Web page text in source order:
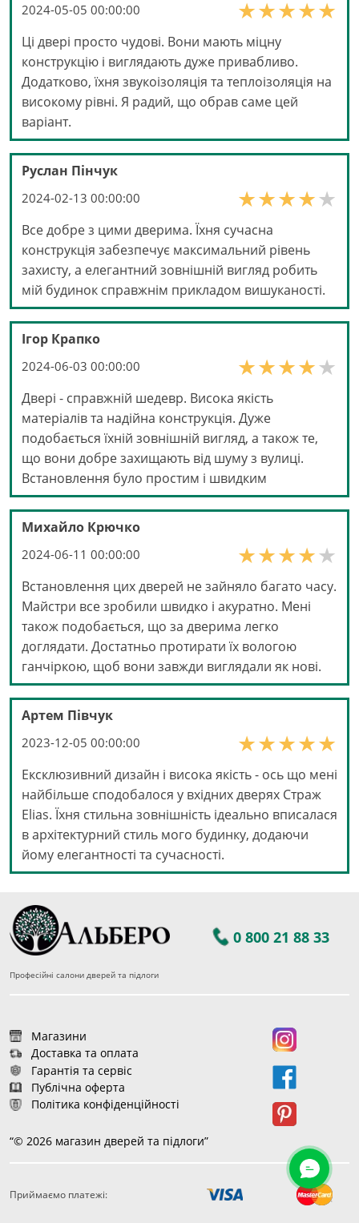
50
2024-05-05 00:00:00
Ці двері просто чудові. Вони мають міцну
конструкцію і виглядають дуже привабливо.
Додатково, їхня звукоізоляція та теплоізоляція на
високому рівні. Я радий, що обрав саме цей
варіант.
Руслан Пінчук
2024-02-13 00:00:00
Все добре з цими дверима. Їхня сучасна
конструкція забезпечує максимальний рівень
захисту, а елегантний зовнішній вигляд робить
мій будинок справжнім прикладом вишуканості.
Ігор Крапко
2024-06-03 00:00:00
Двері - справжній шедевр. Висока якість
матеріалів та надійна конструкція. Дуже
подобається їхній зовнішній вигляд, а також те,
що вони добре захищають від шуму з вулиці.
Встановлення було простим і швидким
Михайло Крючко
2024-06-11 00:00:00
Встановлення цих дверей не зайняло багато часу.
Майстри все зробили швидко і акуратно. Мені
також подобається, що за дверима легко
доглядати. Достатньо протирати їх вологою
ганчіркою, щоб вони завжди виглядали як нові.
Артем Півчук
2023-12-05 00:00:00
Ексклюзивний дизайн і висока якість - ось що мені
найбільше сподобалося у вхідних дверях Страж
Elias. Їхня стильна зовнішність ідеально вписалася
в архітектурний стиль мого будинку, додаючи
йому елегантності та сучасності.
0 800 21 88 33
Професійні салони дверей та підлоги
Магазини
Доставка та оплата
Гарантія та сервіс
Публічна оферта
Політика конфіденційності
“© 2026 магазин дверей та підлоги”
Приймаємо платежі: